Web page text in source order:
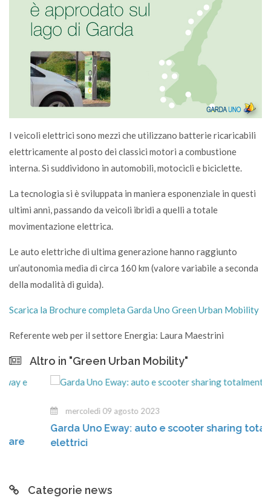
I veicoli elettrici sono mezzi che utilizzano batterie ricaricabili
elettricamente al posto dei classici motori a combustione
interna. Si suddividono in automobili, motocicli e biciclette.
La tecnologia si è sviluppata in maniera esponenziale in questi
ultimi anni, passando da veicoli ibridi a quelli a totale
movimentazione elettrica.
Le auto elettriche di ultima generazione hanno raggiunto
un’autonomia media di circa 160 km (valore variabile a seconda
della modalità di guida).
Scarica la Brochure completa Garda Uno Green Urban Mobility
Referente web per il settore Energia: Laura Maestrini
Altro in "Green Urban Mobility"
mercoledì 09 agosto 2023
Garda Uno Eway: auto e scooter sharing
elettrici
Categorie news